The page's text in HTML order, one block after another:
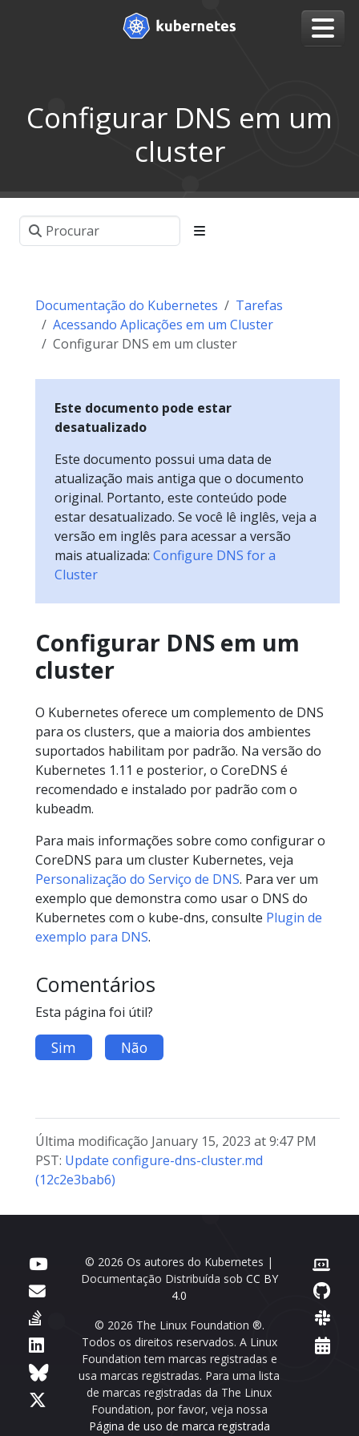
Configurar DNS em um
cluster
Documentação do Kubernetes
Tarefas
Acessando Aplicações em um Cluster
Configurar DNS em um cluster
Este documento pode estar
desatualizado
Este documento possui uma data de
atualização mais antiga que o documento
original. Portanto, este conteúdo pode
estar desatualizado. Se você lê inglês, veja a
versão em inglês para acessar a versão
mais atualizada: Configure DNS for a
Cluster
Configurar DNS em um
cluster
O Kubernetes oferece um complemento de DNS
para os clusters, que a maioria dos ambientes
suportados habilitam por padrão. Na versão do
Kubernetes 1.11 e posterior, o CoreDNS é
recomendado e instalado por padrão com o
kubeadm.
Para mais informações sobre como configurar o
CoreDNS para um cluster Kubernetes, veja
Personalização do Serviço de DNS. Para ver um
exemplo que demonstra como usar o DNS do
Kubernetes com o kube-dns, consulte Plugin de
exemplo para DNS.
Comentários
Esta página foi útil?
Sim Não
Última modificação January 15, 2023 at 9:47 PM
PST: Update configure-dns-cluster.md
(12c2e3bab6)
© 2026 Os autores do Kubernetes |
Documentação Distribuída sob CC BY
4.0
© 2026 The Linux Foundation ®.
Todos os direitos reservados. A Linux
Foundation tem marcas registradas e
usa marcas registradas. Para uma lista
de marcas registradas da The Linux
Foundation, por favor, veja nossa
Página de uso de marca registrada